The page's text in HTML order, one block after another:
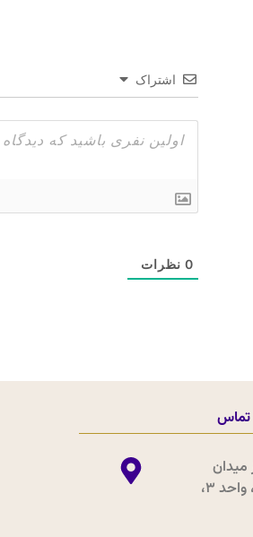
اشتراک
0 نظرات
تماس
میدان
انقلاب کوچه مهدیزاده، پلاک9، واحد 3،